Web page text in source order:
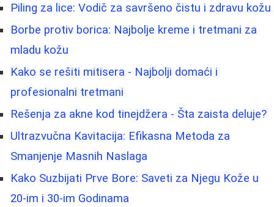
Piling za lice: Vodič za savršeno čistu i zdravu kožu
Borbe protiv borica: Najbolje kreme i tretmani za
mladu kožu
Kako se rešiti mitisera - Najbolji domaći i
profesionalni tretmani
Rešenja za akne kod tinejdžera - Šta zaista deluje?
Ultrazvučna Kavitacija: Efikasna Metoda za
Smanjenje Masnih Naslaga
Kako Suzbijati Prve Bore: Saveti za Njegu Kože u
20-im i 30-im Godinama